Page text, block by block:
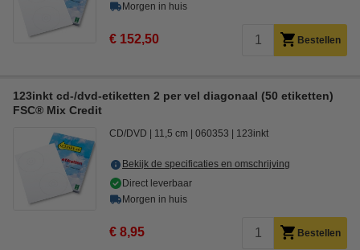
Morgen in huis
€ 152,50 Bestellen
123inkt cd-/dvd-etiketten 2 per vel diagonaal (50 etiketten)
FSC® Mix Credit
CD/DVD 11,5 cm 060353 123inkt
Bekijk de specificaties en omschrijving
Direct leverbaar
Morgen in huis
€ 8,95 Bestellen